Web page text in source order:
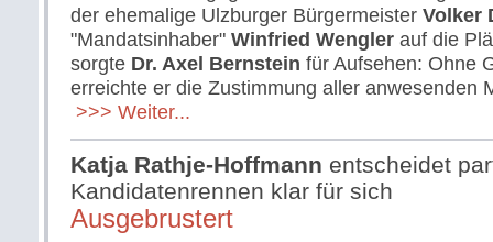
der ehemalige Ulzburger Bürgermeister Volker
"Mandatsinhaber" Winfried Wengler auf die
sorgte Dr. Axel Bernstein für Aufsehen: Ohne
erreichte er die Zustimmung aller anwesenden
>>> Weiter...
Katja Rathje-Hoffmann entscheidet
Kandidatenrennen klar für sich
Ausgebrustert